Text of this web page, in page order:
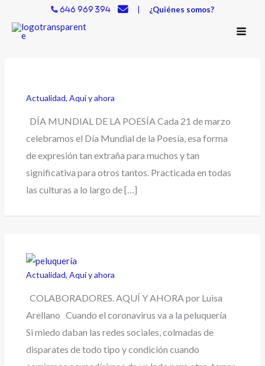
contenido
646 969 394 | ¿Quiénes somos?
Actualidad,Aquí y ahora
DÍA MUNDIAL DE LA POESÍA Cada 21 de marzo
celebramos el Día Mundial de la Poesía, esa forma
de expresión tan extraña para muchos y tan
significativa para otros tantos. Practicada en todas
las culturas a lo largo de […]
Actualidad,Aquí y ahora
COLABORADORES. AQUÍ Y AHORA por Luisa
Arellano Cuando el coronavirus va a la peluquería
Si miedo daban las redes sociales, colmadas de
disparates de todo tipo y condición cuando